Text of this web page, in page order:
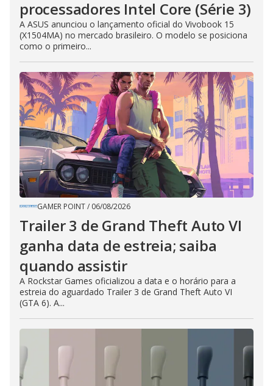
processadores Intel Core (Série 3)
A ASUS anunciou o lançamento oficial do Vivobook 15
(X1504MA) no mercado brasileiro. O modelo se posiciona
como o primeiro...
GAMER POINT/ 06/08/2026
Trailer 3 de Grand Theft Auto VI
ganha data de estreia; saiba
quando assistir
A Rockstar Games oficializou a data e o horário para a
estreia do aguardado Trailer 3 de Grand Theft Auto VI
(GTA 6). A...